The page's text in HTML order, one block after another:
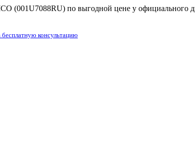
(001U7088RU) по выгодной цене у официального
бесплатную консультацию